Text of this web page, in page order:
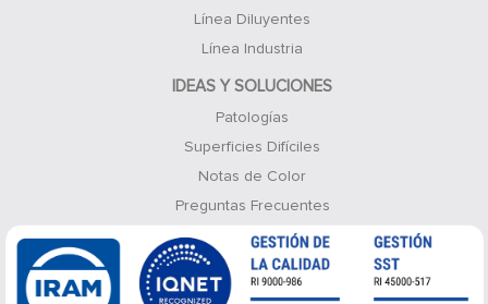
Línea Diluyentes
Línea Industria
IDEAS Y SOLUCIONES
Patologías
Superficies Difíciles
Notas de Color
Preguntas Frecuentes